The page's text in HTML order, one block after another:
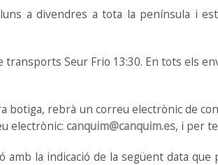
a divendres a tota la península i
transports Seur Frio 13:30. En tots els
botiga, rebrà un correu electrònic de
electrònic: canquim@canquim.es, i per
amb la indicació de la següent data